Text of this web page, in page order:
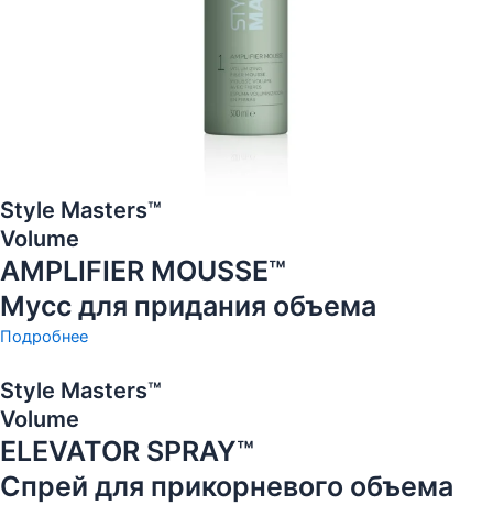
Style Masters™
Volume
AMPLIFIER MOUSSE™
Мусс для придания объема
Подробнее
Style Masters™
Volume
ELEVATOR SPRAY™
Спрей для прикорневого объема